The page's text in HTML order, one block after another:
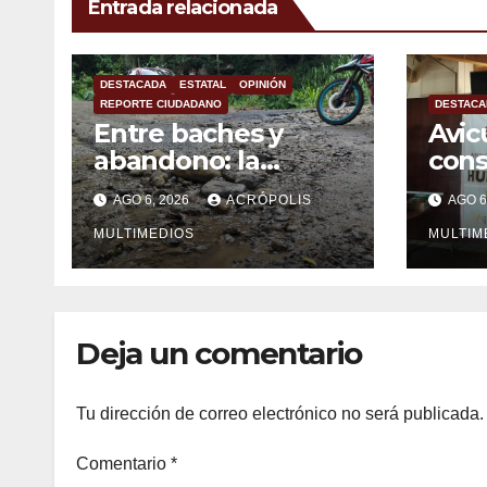
Entrada relacionada
DESTACADA ESTATAL
OPINIÓN
REPORTE CIUDADANO
Entre baches y
abandono: la
carretera Colipa-
Yecuatla se
convierte en un
riesgo diario
AGO 6, 2026 ACRÓPOLIS
MULTIMEDIOS
AGO
Deja un comentario
Tu dirección de correo electrónico no será publicada.
Comentario *